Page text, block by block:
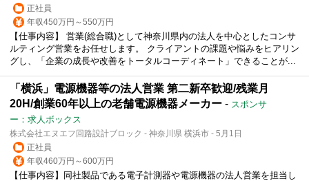
正社員
年収450万円～550万円
【仕事内容】 営業(総合職)として神奈川県内の法人を中心としたコンサ
ルティング営業をお任せします。 クライアントの課題や悩みをヒアリン
グし、「企業の成長や改善をトータルコーディネート」できることが...
「横浜」電源機器等の法人営業 第二新卒歓迎/残業月
20H/創業60年以上の老舗電源機器メーカー - スポンサ
ー：求人ボックス
株式会社エヌエフ回路設計ブロック - 神奈川県 横浜市 - 5月1日
正社員
年収460万円～600万円
【仕事内容】同社製品である電子計測器や電源機器の法人営業を担当し